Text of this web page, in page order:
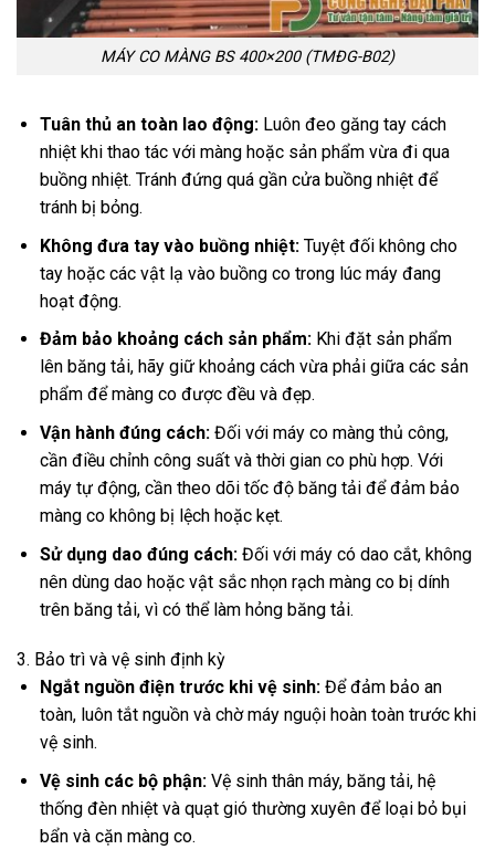
MÁY CO MÀNG BS 400×200 (TMĐG-B02)
Tuân thủ an toàn lao động:Luôn đeo găng tay cách
nhiệt khi thao tác với màng hoặc sản phẩm vừa đi qua
buồng nhiệt. Tránh đứng quá gần cửa buồng nhiệt để
tránh bị bỏng.
Không đưa tay vào buồng nhiệt:Tuyệt đối không cho
tay hoặc các vật lạ vào buồng co trong lúc máy đang
hoạt động.
Đảm bảo khoảng cách sản phẩm:Khi đặt sản phẩm
lên băng tải, hãy giữ khoảng cách vừa phải giữa các sản
phẩm để màng co được đều và đẹp.
Vận hành đúng cách:Đối với máy co màng thủ công,
cần điều chỉnh công suất và thời gian co phù hợp. Với
máy tự động, cần theo dõi tốc độ băng tải để đảm bảo
màng co không bị lệch hoặc kẹt.
Sử dụng dao đúng cách:Đối với máy có dao cắt, không
nên dùng dao hoặc vật sắc nhọn rạch màng co bị dính
trên băng tải, vì có thể làm hỏng băng tải.
3. Bảo trì và vệ sinh định kỳ
Ngắt nguồn điện trước khi vệ sinh:Để đảm bảo an
toàn, luôn tắt nguồn và chờ máy nguội hoàn toàn trước khi
vệ sinh.
Vệ sinh các bộ phận:Vệ sinh thân máy, băng tải, hệ
thống đèn nhiệt và quạt gió thường xuyên để loại bỏ bụi
bẩn và cặn màng co.